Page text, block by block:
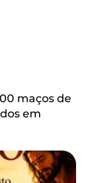
maços de
em